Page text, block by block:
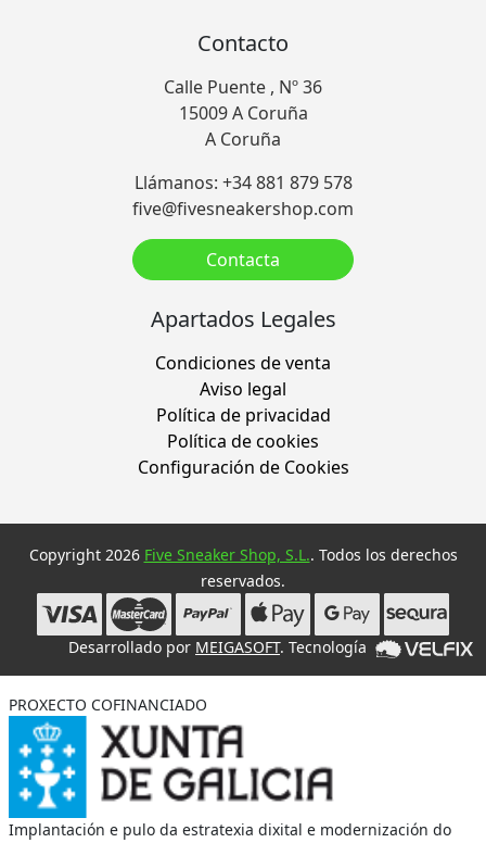
Contacto
Calle Puente , Nº 36
15009 A Coruña
A Coruña
Llámanos: +34 881 879 578
five@fivesneakershop.com
Contacta
Apartados Legales
Condiciones de venta
Aviso legal
Política de privacidad
Política de cookies
Configuración de Cookies
Copyright 2026 Five Sneaker Shop, S.L.. Todos los derechos
reservados.
Desarrollado por MEIGASOFT. Tecnología
PROXECTO COFINANCIADO
Implantación e pulo da estratexia dixital e modernización do